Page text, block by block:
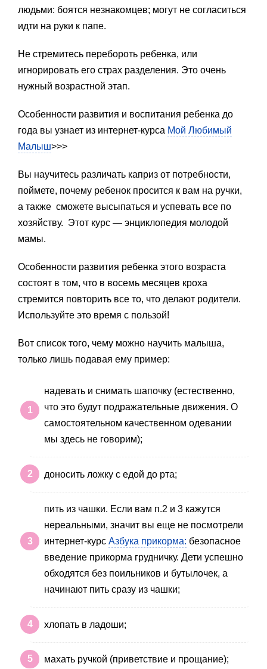
людьми: боятся незнакомцев; могут не согласиться
идти на руки к папе.
Не стремитесь перебороть ребенка, или
игнорировать его страх разделения. Это очень
нужный возрастной этап.
Особенности развития и воспитания ребенка до
года вы узнает из интернет-курса Мой Любимый
Малыш>>>
Вы научитесь различать каприз от потребности,
поймете, почему ребенок просится к вам на ручки,
а также сможете высыпаться и успевать все по
хозяйству. Этот курс — энциклопедия молодой
мамы.
Особенности развития ребенка этого возраста
состоят в том, что в восемь месяцев кроха
стремится повторить все то, что делают родители.
Используйте это время с пользой!
Вот список того, чему можно научить малыша,
только лишь подавая ему пример:
надевать и снимать шапочку (естественно,
что это будут подражательные движения. О
самостоятельном качественном одевании
мы здесь не говорим);
доносить ложку с едой до рта;
пить из чашки. Если вам п.2 и 3 кажутся
нереальными, значит вы еще не посмотрели
интернет-курс Азбука прикорма: безопасное
введение прикорма грудничку. Дети успешно
обходятся без поильников и бутылочек, а
начинают пить сразу из чашки;
хлопать в ладоши;
махать ручкой (приветствие и прощание);